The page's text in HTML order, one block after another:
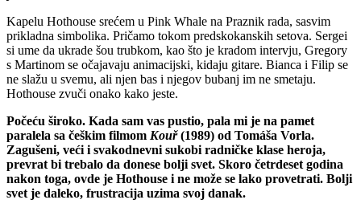
Kapelu Hothouse srećem u Pink Whale na Praznik rada, sasvim
prikladna simbolika. Pričamo tokom predskokanskih setova. Sergei
si ume da ukrade šou trubkom, kao što je kradom intervju, Gregory
s Martinom se očajavaju animacijski, kidaju gitare. Bianca i Filip se
ne slažu u svemu, ali njen bas i njegov bubanj im ne smetaju.
Hothouse zvuči onako kako jeste.
Počeću široko. Kada sam vas pustio, pala mi je na pamet
paralela sa češkim filmom Kouř(1989) od Tomáša Vorla.
Zagušeni, veći i svakodnevni sukobi radničke klase heroja,
prevrat bi trebalo da donese bolji svet. Skoro četrdeset godina
nakon toga, ovde je Hothouse i ne može se lako provetrati. Bolji
svet je daleko, frustracija uzima svoj danak.